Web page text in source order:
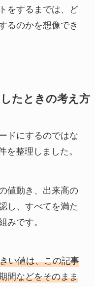
をするまでは、ど
るのかを想像でき
たときの考え方
ドにするのではな
を整理しました。
値動き、出来高の
し、すべてを満た
みです。
い値は、この記事
間などをそのまま